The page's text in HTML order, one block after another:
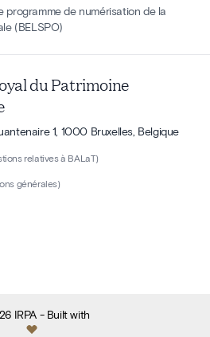
programme de numérisation de la
(BELSPO)
du Patrimoine
1, 1000 Bruxelles, Belgique
relatives à BALaT)
générales)
IRPA- Built with